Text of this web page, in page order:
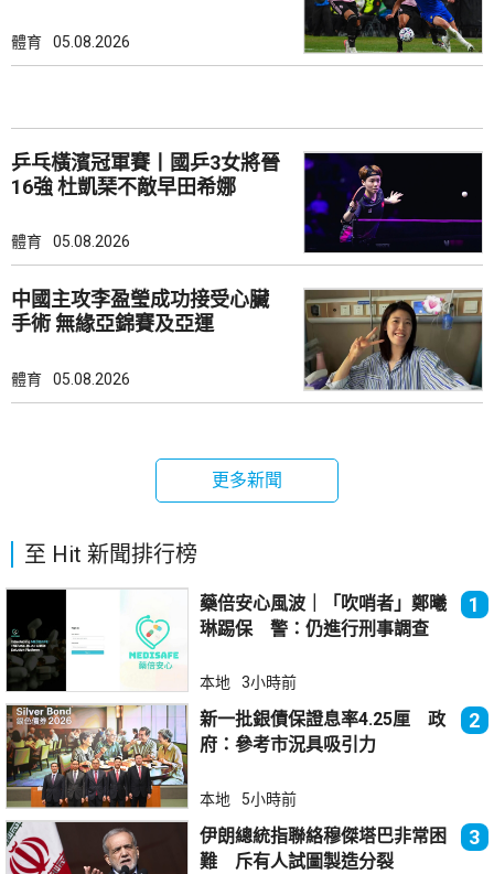
體育 05.08.2026
乒乓橫濱冠軍賽丨國乒3女將晉
16強 杜凱琹不敵早田希娜
體育 05.08.2026
中國主攻李盈瑩成功接受心臟
手術 無緣亞錦賽及亞運
體育 05.08.2026
更多新聞
至 Hit 新聞排行榜
藥倍安心風波｜「吹哨者」鄭曦
琳踢保 警：仍進行刑事調查
1
本地 3小時前
新一批銀債保證息率4.25厘 政
府：參考市況具吸引力
2
本地 5小時前
伊朗總統指聯絡穆傑塔巴非常困
難 斥有人試圖製造分裂
3